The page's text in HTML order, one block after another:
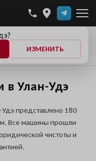
ИЗМЕНИТЬ
ПОКАЗАТЬ АВТО
в Улан-Удэ
Удэ представлено 180
Все машины прошли
чистоты и